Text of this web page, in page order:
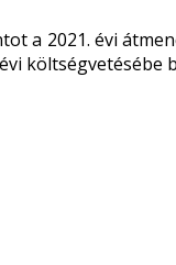
a 2021. évi
költségvetésébe